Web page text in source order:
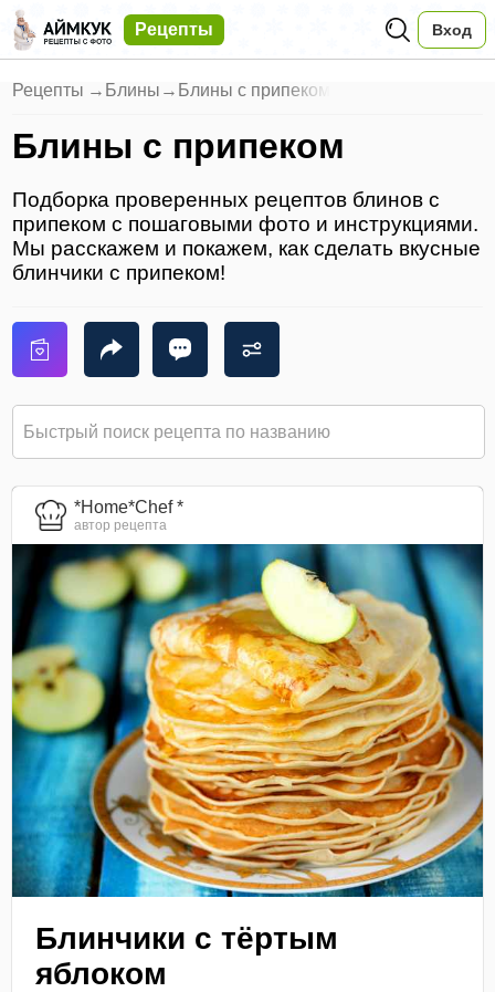
Рецепты Вход
Рецепты → Блины → Блины с припеком
Блины с припеком
Подборка проверенных рецептов блинов с
припеком с пошаговыми фото и инструкциями.
Мы расскажем и покажем, как сделать вкусные
блинчики с припеком!
*Home*Chef *
автор рецепта
Блинчики с тёртым
яблоком